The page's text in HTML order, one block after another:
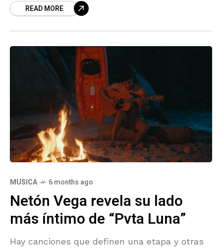
READ MORE
MUSICA 6 months ago
Netón Vega revela su lado
más íntimo de “Pvta Luna”
Hay canciones que definen una etapa y otras